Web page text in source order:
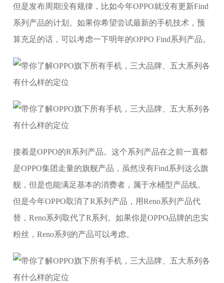
但是发布周期没有规律，比如今年OPPO就没有更新Find
系列产品的计划。如果你希望尝试最新的手机技术，预
算充足的话，可以考虑一下明年的OPPO Find系列产品。
接着是OPPO的R系列产品。这个系列产品在之前一直都
是OPPO集团走量的旗舰产品，虽然没有Find系列这么旗
舰，但是也能满足基本的消费者，属于水桶型产品线。
但是今年OPPO取消了R系列产品，用Reno系列产品代
替，Reno系列取代了R系列。如果你是OPPO品牌的忠实
粉丝，Reno系列的产品可以考虑。